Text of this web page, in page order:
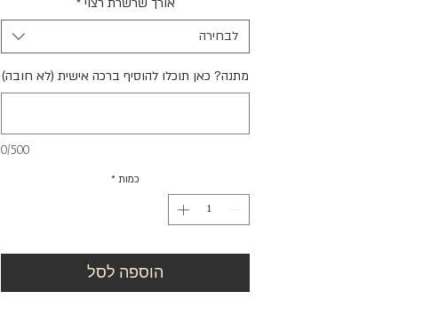
לבחירה
מתנה? כאן תוכלו להוסיף ברכה אישית (לא חובה)
0/500
כמות *
הוספה לסל